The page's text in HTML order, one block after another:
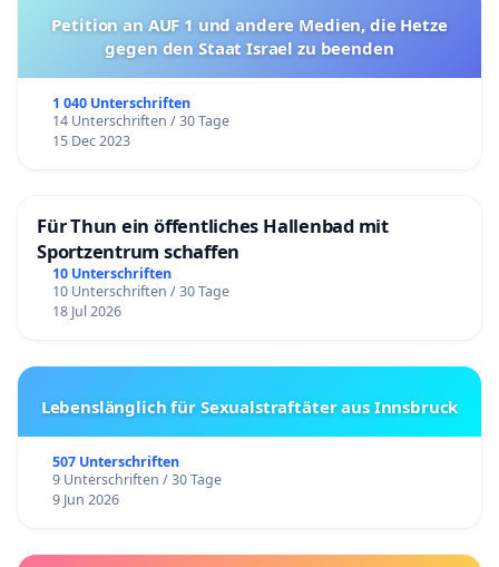
Petition an AUF 1 und andere Medien, die Hetze
gegen den Staat Israel zu beenden
1 040 Unterschriften
14 Unterschriften / 30 Tage
15 Dec 2023
Für Thun ein öffentliches Hallenbad mit
Sportzentrum schaffen
10 Unterschriften
10 Unterschriften / 30 Tage
18 Jul 2026
Lebenslänglich für Sexualstraftäter aus Innsbruck
507 Unterschriften
9 Unterschriften / 30 Tage
9 Jun 2026